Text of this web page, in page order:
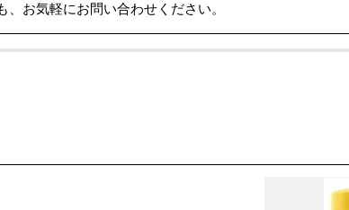
お気軽にお問い合わせください。